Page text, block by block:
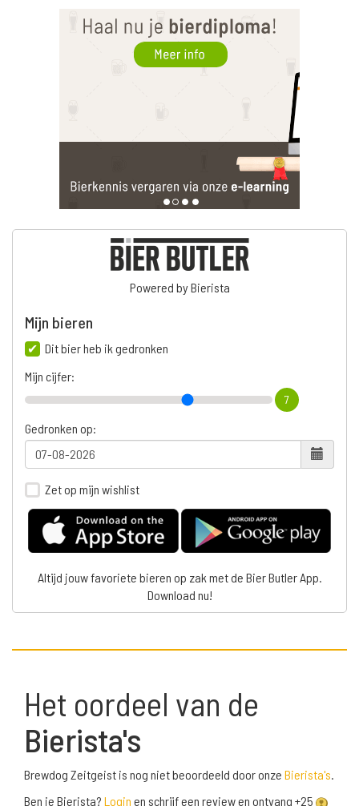
Powered by Bierista
Mijn bieren
Dit bier heb ik gedronken
Mijn cijfer:
7
Gedronken op:
Zet op mijn wishlist
Altijd jouw favoriete bieren op zak met de Bier Butler App.
Download nu!
Het oordeel van de
Bierista's
Brewdog Zeitgeist is nog niet beoordeeld door onze Bierista's.
Ben je Bierista? Login en schrijf een review en ontvang +25